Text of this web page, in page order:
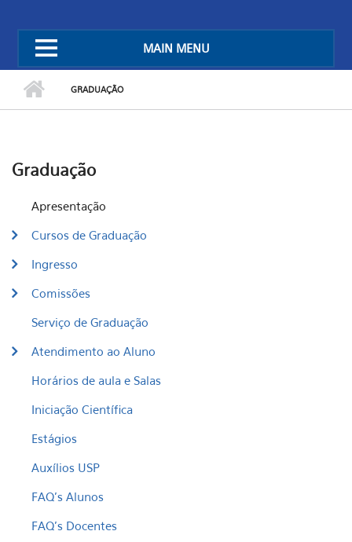
MAIN MENU
GRADUAÇÃO
Graduação
Apresentação
Cursos de Graduação
Ingresso
Comissões
Serviço de Graduação
Atendimento ao Aluno
Horários de aula e Salas
Iniciação Científica
Estágios
Auxílios USP
FAQ's Alunos
FAQ's Docentes